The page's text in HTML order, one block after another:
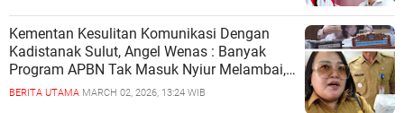
Kementan Kesulitan Komunikasi Dengan
Kadistanak Sulut, Angel Wenas : Banyak
Program APBN Tak Masuk Nyiur Melambai,
Kadistanak : Justru Sulut Terbanyak
BERITA UTAMA MARCH 02, 2026, 13:24 WIB